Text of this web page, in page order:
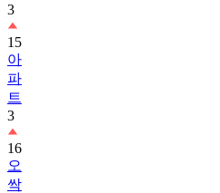
3
15
아
파
트
3
16
오
싹